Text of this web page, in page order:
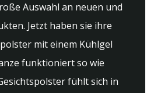
Auswahl an neuen und
Jetzt haben sie ihre
mit einem Kühlgel
funktioniert so wie
fühlt sich in